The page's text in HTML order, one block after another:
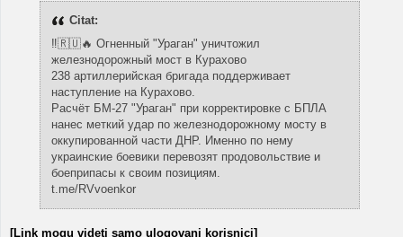
Citat:
‼️🇷🇺🔥 Огненный "Ураган" уничтожил
железнодорожный мост в Курахово
238 артиллерийская бригада поддерживает
наступление на Курахово.
Расчёт БМ-27 "Ураган" при корректировке с БПЛА
нанес меткий удар по железнодорожному мосту в
оккупированной части ДНР. Именно по нему
украинские боевики перевозят продовольствие и
боеприпасы к своим позициям.
t.me/RVvoenkor
[Link mogu videti samo ulogovani korisnici]